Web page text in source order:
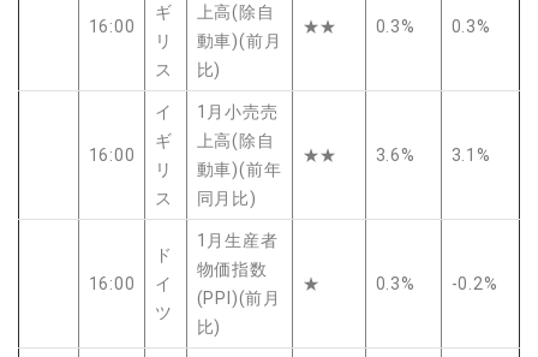
16:00
ギ
リ
ス
上高(除自
動車)(前月
比)
★★ 0.3% 0.3%
16:00
イ
ギ
リ
ス
1月小売売
上高(除自
動車)(前年
同月比)
★★ 3.6% 3.1%
16:00
ド
イ
ツ
1月生産者
物価指数
(PPI)(前月
比)
★ 0.3% -0.2%